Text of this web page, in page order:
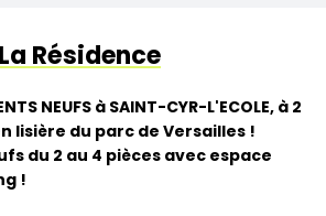
La Résidence
NEUFS à SAINT-CYR-L'ECOLE, à 2
lisière du parc de Versailles !
du 2 au 4 pièces avec espace
!